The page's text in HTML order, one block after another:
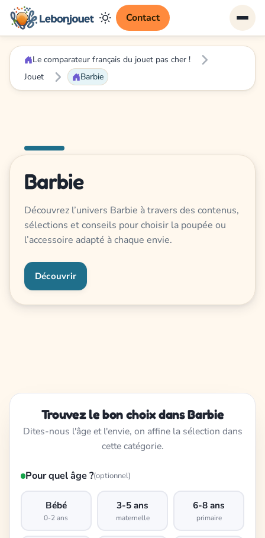
Contact
Le comparateur français du jouet pas cher !
Jouet
Barbie
Barbie
Découvrez l’univers Barbie à travers des contenus,
sélections et conseils pour choisir la poupée ou
l’accessoire adapté à chaque envie.
Découvrir
Trouvez le bon choix dans Barbie
Dites-nous l'âge et l'envie, on affine la sélection dans
cette catégorie.
Pour quel âge ?(optionnel)
Bébé
0-2 ans
3-5 ans
maternelle
6-8 ans
primaire